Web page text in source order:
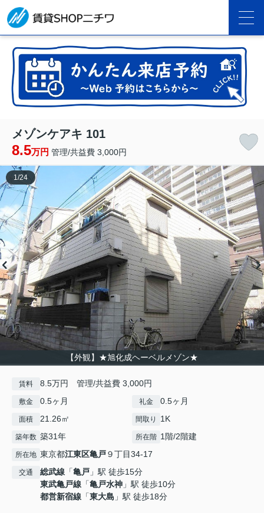
メゾンケアキ 101
8.5万円 管理/共益費 3,000円
【外観】★旭化成ヘーベルメゾン★
1/24
賃料 8.5万円 管理/共益費 3,000円
敷金 0.5ヶ月 礼金 0.5ヶ月
面積 21.26㎡ 間取り 1K
築年数 築31年 所在階 1階/2階建
所在地 東京都江東区亀戸９丁目34-17
交通 総武線 「亀戸 」駅 徒歩15分
東武亀戸線 「亀戸水神 」駅 徒歩10分
都営新宿線 「東大島 」駅 徒歩18分